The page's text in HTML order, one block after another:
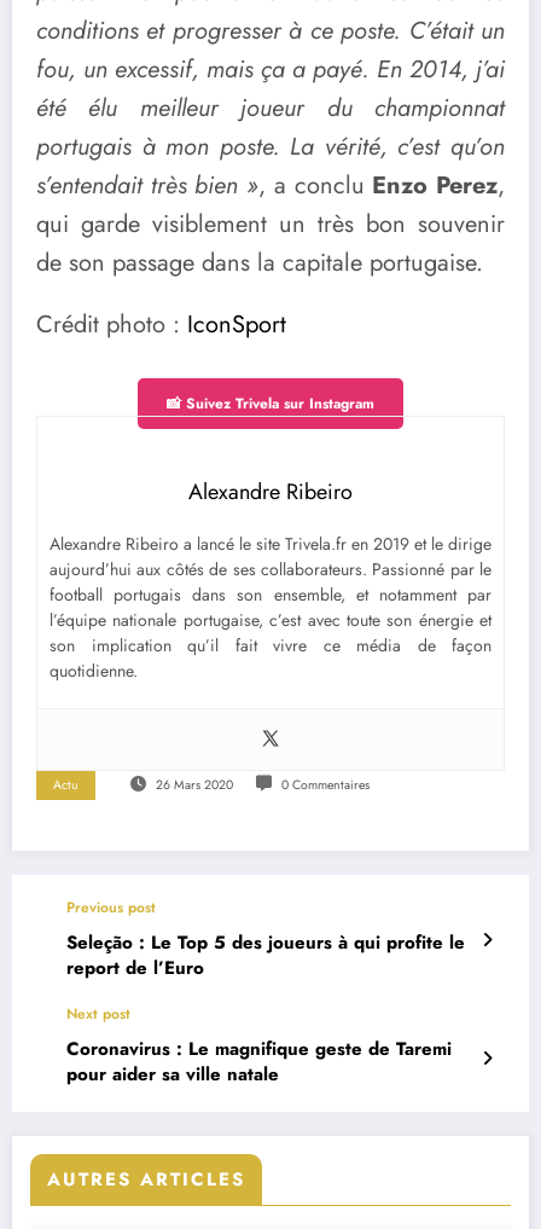
conditions et progresser à ce poste. C’était un
fou, un excessif, mais ça a payé. En 2014, j’ai
été élu meilleur joueur du championnat
portugais à mon poste. La vérité, c’est qu’on
s’entendait très bien », a conclu Enzo Perez,
qui garde visiblement un très bon souvenir
de son passage dans la capitale portugaise.
Crédit photo : IconSport
📸 Suivez Trivela sur Instagram
Alexandre Ribeiro
Alexandre Ribeiro a lancé le site Trivela.fr en 2019 et le dirige
aujourd’hui aux côtés de ses collaborateurs. Passionné par le
football portugais dans son ensemble, et notamment par
l’équipe nationale portugaise, c’est avec toute son énergie et
son implication qu’il fait vivre ce média de façon
quotidienne.
Actu 26 Mars 2020 0 Commentaires
Previous post
Seleção : Le Top 5 des joueurs à qui profite le
report de l’Euro
Next post
Coronavirus : Le magnifique geste de Taremi
pour aider sa ville natale
AUTRES ARTICLES